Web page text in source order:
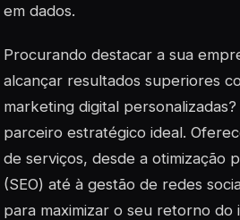
em dados.
Procurando destacar a sua
alcançar resultados superiores
marketing digital
parceiro estratégico ideal.
de serviços, desde a otimização
(SEO) até à gestão de redes
para maximizar o seu retorno do